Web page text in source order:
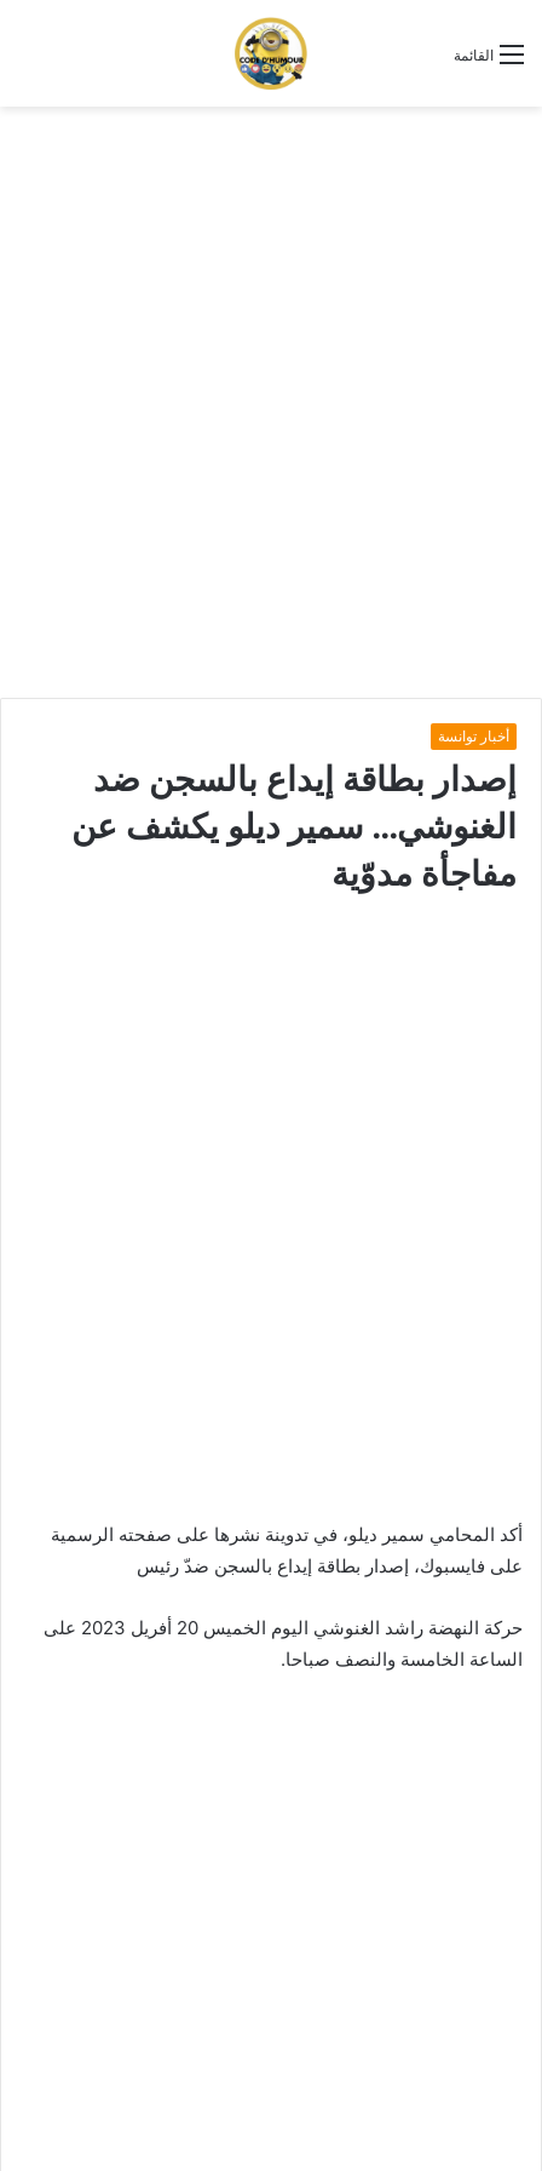
القائمة
أخبار توانسة
إصدار بطاقة إيداع بالسجن ضد
الغنوشي… سمير ديلو يكشف عن
مفاجأة مدوّية
أكد المحامي سمير ديلو، في تدوينة نشرها على صفحته الرسمية
على فايسبوك، إصدار بطاقة إيداع بالسجن ضدّ رئيس
حركة النهضة راشد الغنوشي اليوم الخميس 20 أفريل 2023 على
الساعة الخامسة والنصف صباحا.